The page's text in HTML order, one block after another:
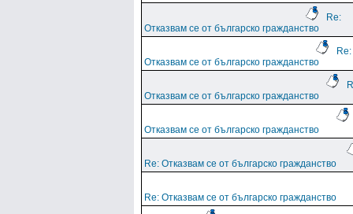
Re:
Отказвам се от българско гражданство
Re:
Отказвам се от българско гражданство
Отказвам се от българско гражданство
Отказвам се от българско гражданство
Re: Отказвам се от българско гражданство
Re: Отказвам се от българско гражданство